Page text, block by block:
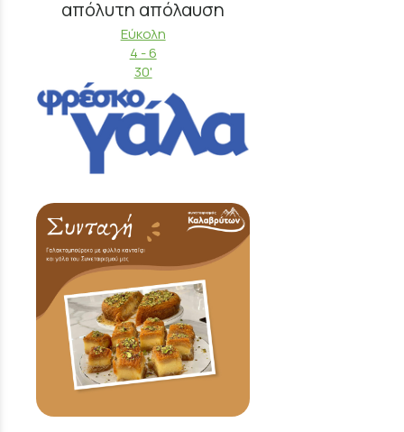
απόλυτη απόλαυση
Εύκολη
4 - 6
30'